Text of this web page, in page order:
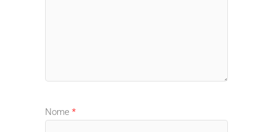
Nome *